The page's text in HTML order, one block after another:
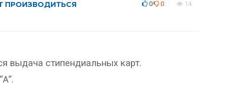
ПРОИЗВОДИТЬСЯ
0 0 14
выдача стипендиальных карт.